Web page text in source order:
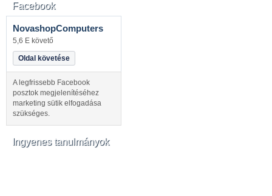
Facebook
NovashopComputers
5,6 E követő
Oldal követése
A legfrissebb Facebook
posztok megjelenítéséhez
marketing sütik elfogadása
szükséges.
Ingyenes tanulmányok